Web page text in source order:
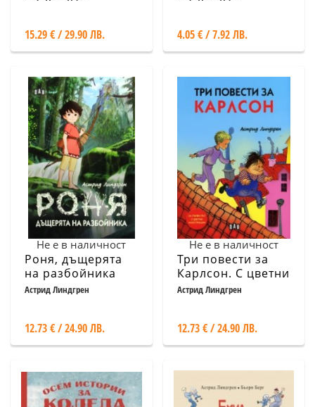
15.29 € / 29.90 ЛВ. 4.05 € / 7.92 ЛВ.
Не е в наличност
Роня, дъщерята
на разбойника
(твърда корица)
Астрид Линдгрен
12.73 € / 24.90 ЛВ.
Не е в наличност
Три повести за
Карлсон. С цветни
илюстрации
Астрид Линдгрен
12.73 € / 24.90 ЛВ.